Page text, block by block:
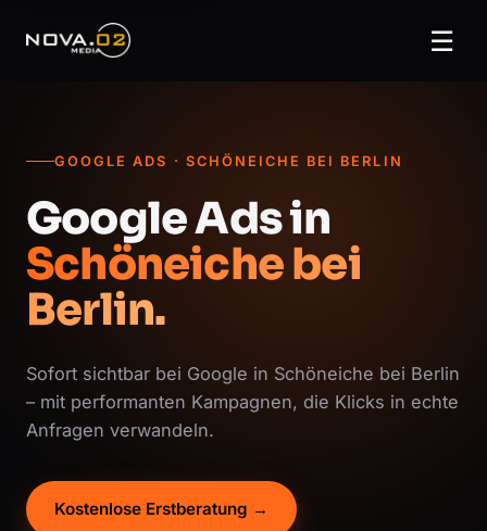
☰
GOOGLE ADS · SCHÖNEICHE BEI BERLIN
Google Ads in
Schöneiche bei
Berlin.
Sofort sichtbar bei Google in Schöneiche bei Berlin
– mit performanten Kampagnen, die Klicks in echte
Anfragen verwandeln.
Kostenlose Erstberatung →